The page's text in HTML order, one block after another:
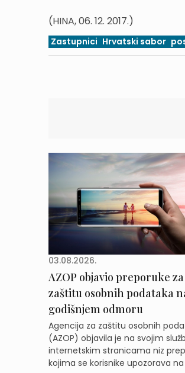
(HINA, 06. 12. 2017.)
Zastupnici Hrvatski sabor
03.08.2026.
AZOP objavio preporuke za
zaštitu osobnih podataka
godišnjem odmoru
Agencija za zaštitu osobnih
(AZOP) objavila je na svojim
internetskim stranicama niz
kojima se korisnike upozorava na